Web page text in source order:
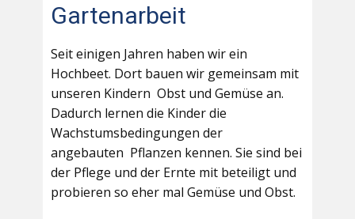
Gartenarbeit
Seit einigen Jahren haben wir ein
Hochbeet. Dort bauen wir gemeinsam mit
unseren Kindern Obst und Gemüse an.
Dadurch lernen die Kinder die
Wachstumsbedingungen der
angebauten Pflanzen kennen. Sie sind bei
der Pflege und der Ernte mit beteiligt und
probieren so eher mal Gemüse und Obst.